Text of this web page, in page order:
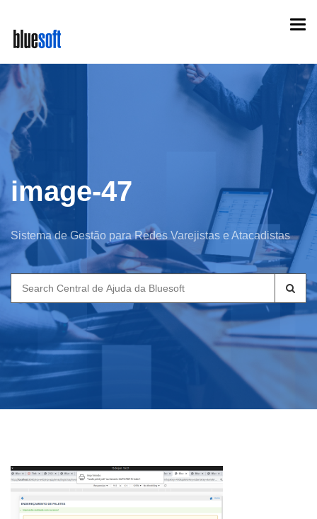
main
content
image-47
Sistema de Gestão para Redes Varejistas e Atacadistas
Search
for: